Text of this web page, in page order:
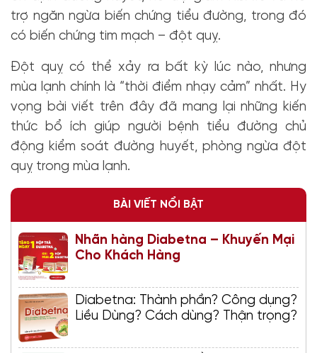
trợ ngăn ngừa biến chứng tiểu đường, trong đó
có biến chứng tim mạch – đột quỵ.
Đột quỵ có thể xảy ra bất kỳ lúc nào, nhưng
mùa lạnh chính là “thời điểm nhạy cảm” nhất. Hy
vọng bài viết trên đây đã mang lại những kiến
thức bổ ích giúp người bệnh tiểu đường chủ
động kiểm soát đường huyết, phòng ngừa đột
quỵ trong mùa lạnh.
BÀI VIẾT NỔI BẬT
Nhãn hàng Diabetna – Khuyến Mại
Cho Khách Hàng
Diabetna: Thành phần? Công dụng?
Liều Dùng? Cách dùng? Thận trọng?